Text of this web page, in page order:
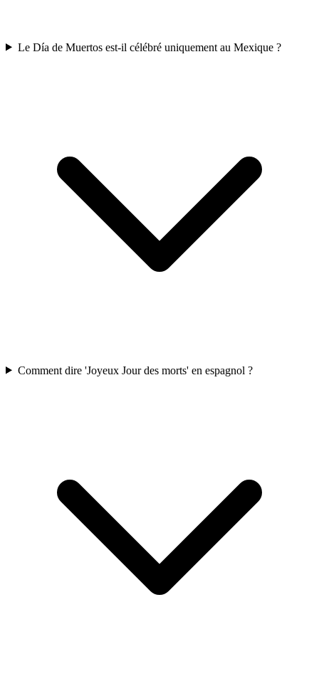
Le Día de Muertos est-il célébré uniquement au Mexique ?
Comment dire 'Joyeux Jour des morts' en espagnol ?